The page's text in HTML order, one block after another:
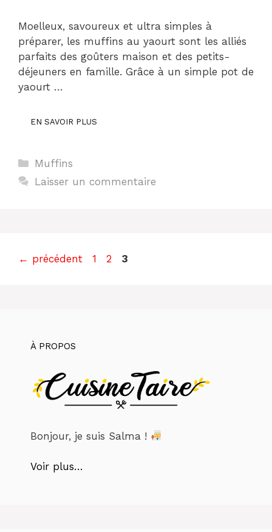
Moelleux, savoureux et ultra simples à
préparer, les muffins au yaourt sont les alliés
parfaits des goûters maison et des petits-
déjeuners en famille. Grâce à un simple pot de
yaourt …
EN SAVOIR PLUS
Catégories
Muffins
Laisser un commentaire
← précédent Page
1 Page
2 Page
3
À PROPOS
Bonjour, je suis Salma !
Voir plus…